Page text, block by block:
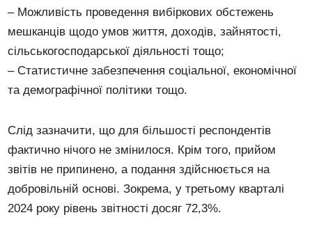
– Можливість проведення вибіркових обстежень
мешканців щодо умов життя, доходів, зайнятості,
сільськогосподарської діяльності тощо;
– Статистичне забезпечення соціальної, економічної
та демографічної політики тощо.
Слід зазначити, що для більшості респондентів
фактично нічого не змінилося. Крім того, прийом
звітів не припинено, а подання здійснюється на
добровільній основі. Зокрема, у третьому кварталі
2024 року рівень звітності досяг 72,3%.